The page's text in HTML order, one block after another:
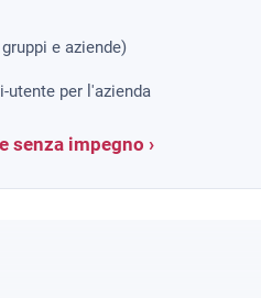
e aziende)
per l'azienda
senza impegno ›